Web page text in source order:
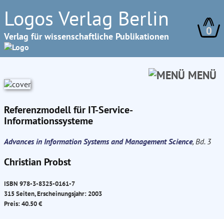
Logos Verlag Berlin
Verlag für wissenschaftliche Publikationen 0
MENÜ
Referenzmodell für IT-Service-
Informationssysteme
Advances in Information Systems and Management Science, Bd. 3
Christian Probst
ISBN 978-3-8325-0161-7
315 Seiten, Erscheinungsjahr: 2003
Preis: 40.50 €